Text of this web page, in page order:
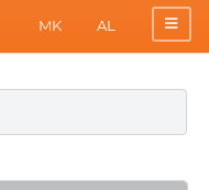
MK AL